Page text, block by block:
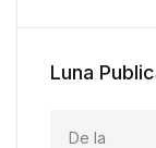
Luna